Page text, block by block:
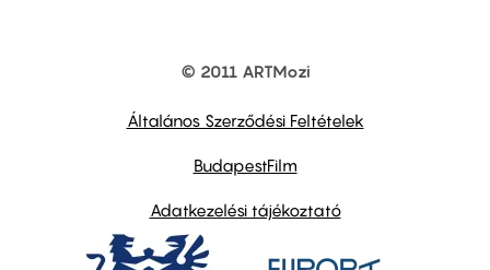
© 2011 ARTMozi
Általános Szerződési Feltételek
BudapestFilm
Adatkezelési tájékoztató